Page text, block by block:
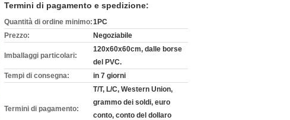
Termini di pagamento e spedizione:
Quantità di ordine minimo:1PC
Prezzo:
Negoziabile
Imballaggi particolari:
120x60x60cm, dalle borse
del PVC.
Tempi di consegna:
in 7 giorni
Termini di pagamento:
T/T, L/C, Western Union,
grammo dei soldi, euro
conto, conto del dollaro